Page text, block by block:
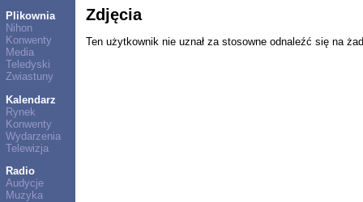
Plikownia
Nihon
Konwenty
Media
Teledyski
Zwiastuny
Kalendarz
Rynek
Konwenty
Wydarzenia
Telewizja
Radio
Audycje
Muzyka
Zdjęcia
Ten użytkownik nie uznał za stosowne odnaleźć się na